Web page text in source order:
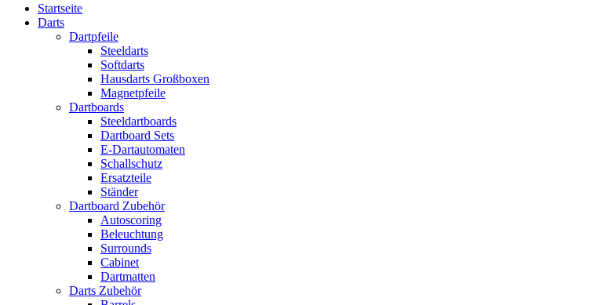
Startseite
Darts
Dartpfeile
Steeldarts
Softdarts
Hausdarts Großboxen
Magnetpfeile
Dartboards
Steeldartboards
Dartboard Sets
E-Dartautomaten
Schallschutz
Ersatzteile
Ständer
Dartboard Zubehör
Autoscoring
Beleuchtung
Surrounds
Cabinet
Dartmatten
Darts Zubehör